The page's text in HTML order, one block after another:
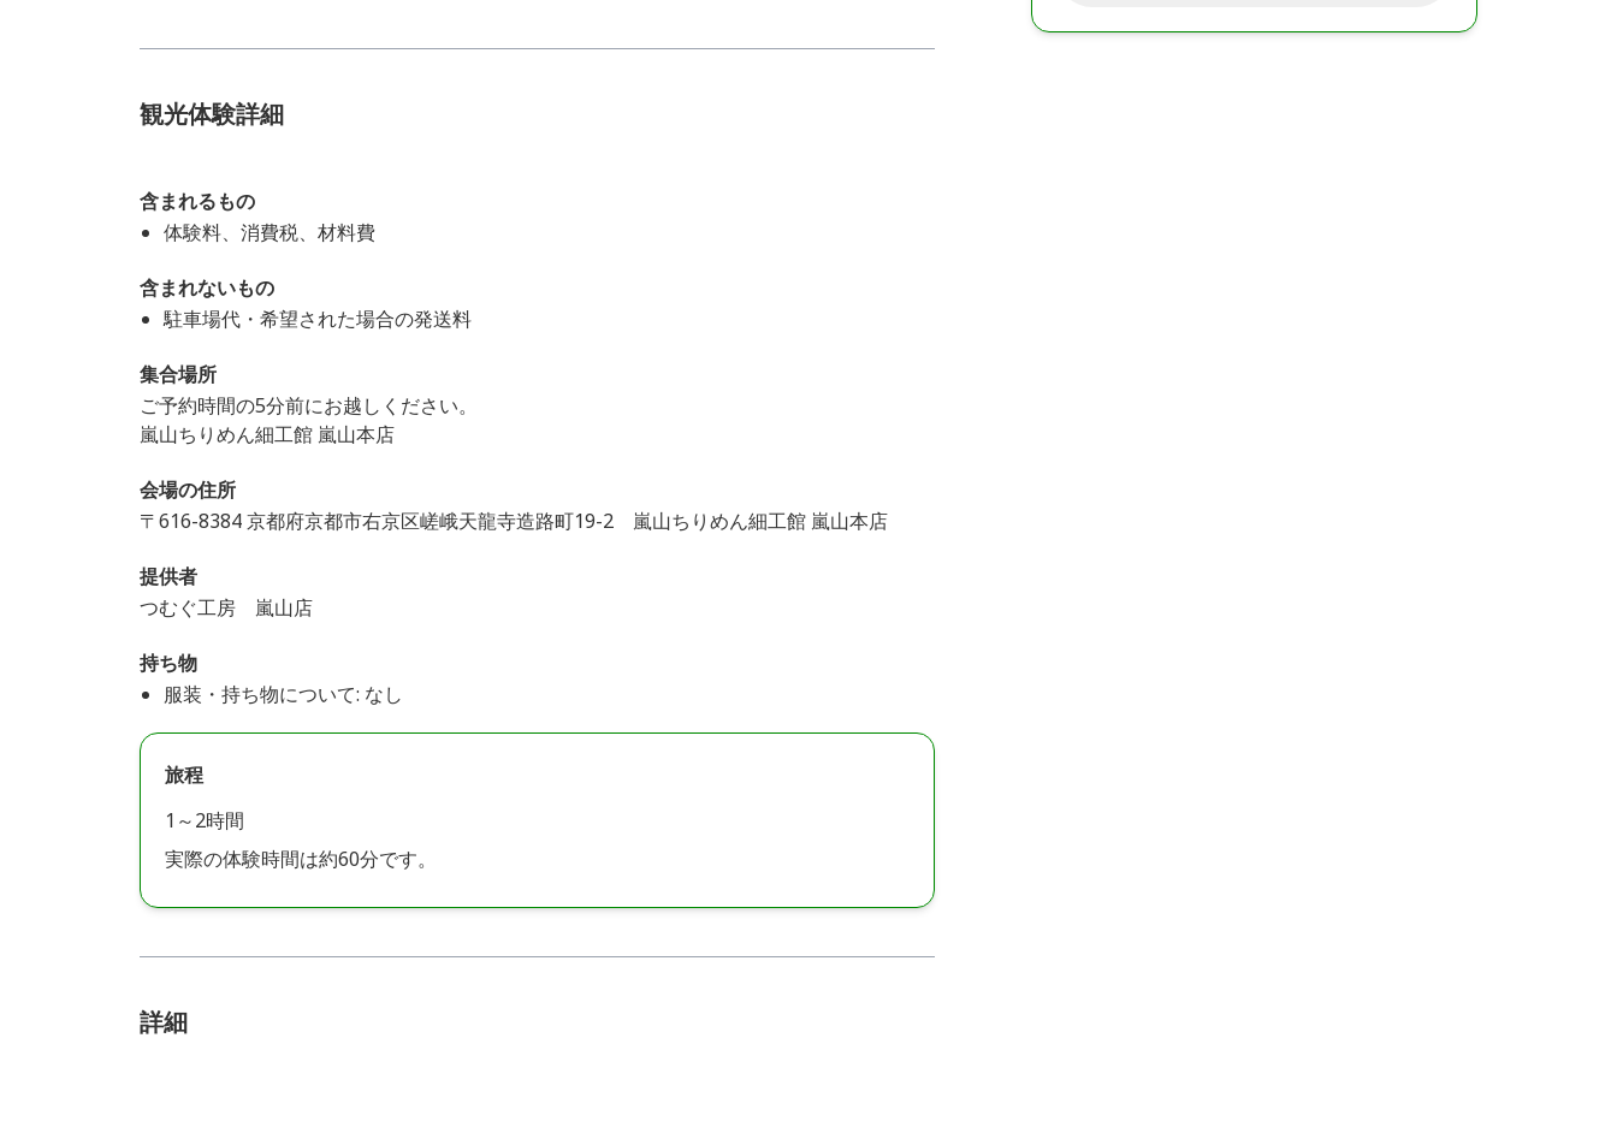
観光体験詳細
含まれるもの
体験料、消費税、材料費
含まれないもの
駐車場代・希望された場合の発送料
集合場所
ご予約時間の5分前にお越しください。
嵐山ちりめん細工館 嵐山本店
会場の住所
〒616-8384 京都府京都市右京区嵯峨天龍寺造路町19-2 嵐山ちりめん細工館 嵐山本店
提供者
つむぐ工房 嵐山店
持ち物
服装・持ち物について: なし
旅程
1～2時間
実際の体験時間は約60分です。
詳細